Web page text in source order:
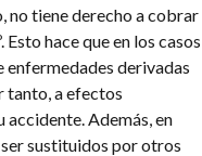
no tiene derecho a cobrar
hace que en los casos
enfermedades derivadas
tanto, a efectos
Además, en
sustituidos por otros